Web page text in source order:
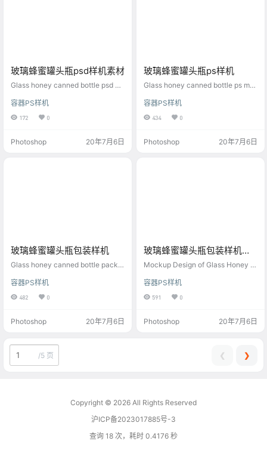
玻璃蜂蜜罐头瓶psd样机素材
Glass honey canned bottle psd m
容器PS样机
172 0
Photoshop 20年7月6日
玻璃蜂蜜罐头瓶ps样机
Glass honey canned bottle ps mo
容器PS样机
434 0
Photoshop 20年7月6日
玻璃蜂蜜罐头瓶包装样机
Glass honey canned bottle packa
容器PS样机
482 0
Photoshop 20年7月6日
玻璃蜂蜜罐头瓶包装样机设
计
Mockup Design of Glass Honey C
容器PS样机
591 0
Photoshop 20年7月6日
/5 页 ❮ ❯
Copyright © 2026 All Rights Reserved
沪ICP备2023017885号-3
查询 18 次，耗时 0.4176 秒